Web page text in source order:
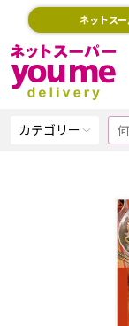
ネットスー
カテゴリー